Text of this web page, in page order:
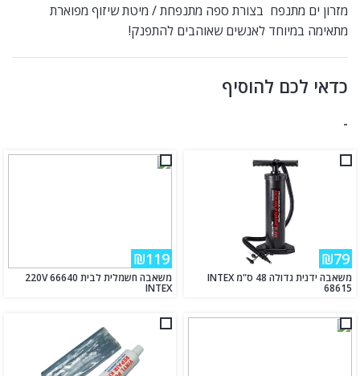
מזרון ים מתנפח בצורת ספה מתנפחת / מיטת שיזוף מפוארת
מתאימה במיוחד לאנשים שאוהבים להתפנק!
כדאי לכם להוסיף
-
₪79
משאבה ידנית גדולה 48 ס"מ INTEX
68615
₪119
משאבה חשמלית לבית 220V 66640
INTEX